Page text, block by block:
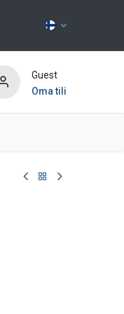
Guest
Oma tili